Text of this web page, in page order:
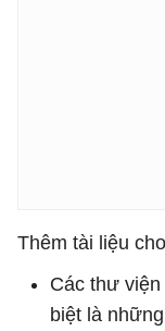
Thêm tài liệu
Các thư
biệt là